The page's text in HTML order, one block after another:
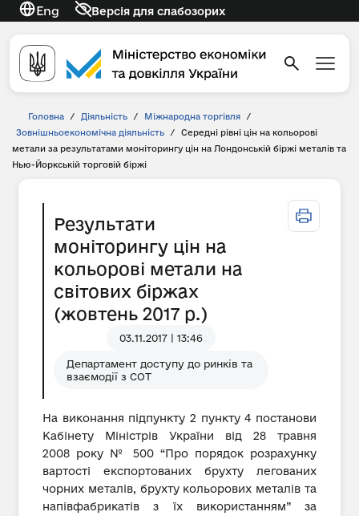
Eng Версія для слабозорих
Головна / Діяльність / Міжнародна торгівля
/
Зовнішньоекономічна діяльність
/
Середні рівні цін на кольорові
метали за результатами моніторингу цін на Лондонській біржі металів та
Нью-Йоркській торговій біржі
Результати
моніторингу цін на
кольорові метали на
світових біржах
(жовтень 2017 р.)
03.11.2017 | 13:46
Департамент доступу до ринків та
взаємодії з СОТ
На виконання підпункту 2 пункту 4 постанови
Кабінету Міністрів України від 28 травня
2008 року № 500 “Про порядок розрахунку
вартості експортованих брухту легованих
чорних металів, брухту кольорових металів та
напівфабрикатів з їх використанням” за